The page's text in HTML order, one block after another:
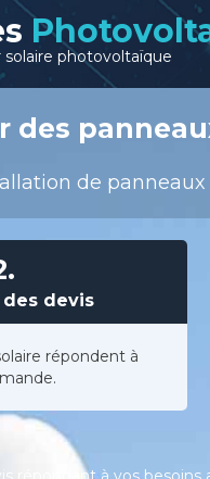
photovoltaïque
de panneaux
devis
répondent à